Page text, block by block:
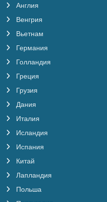
Англия
Венгрия
Вьетнам
Германия
Голландия
Греция
Грузия
Дания
Италия
Исландия
Испания
Китай
Лапландия
Польша